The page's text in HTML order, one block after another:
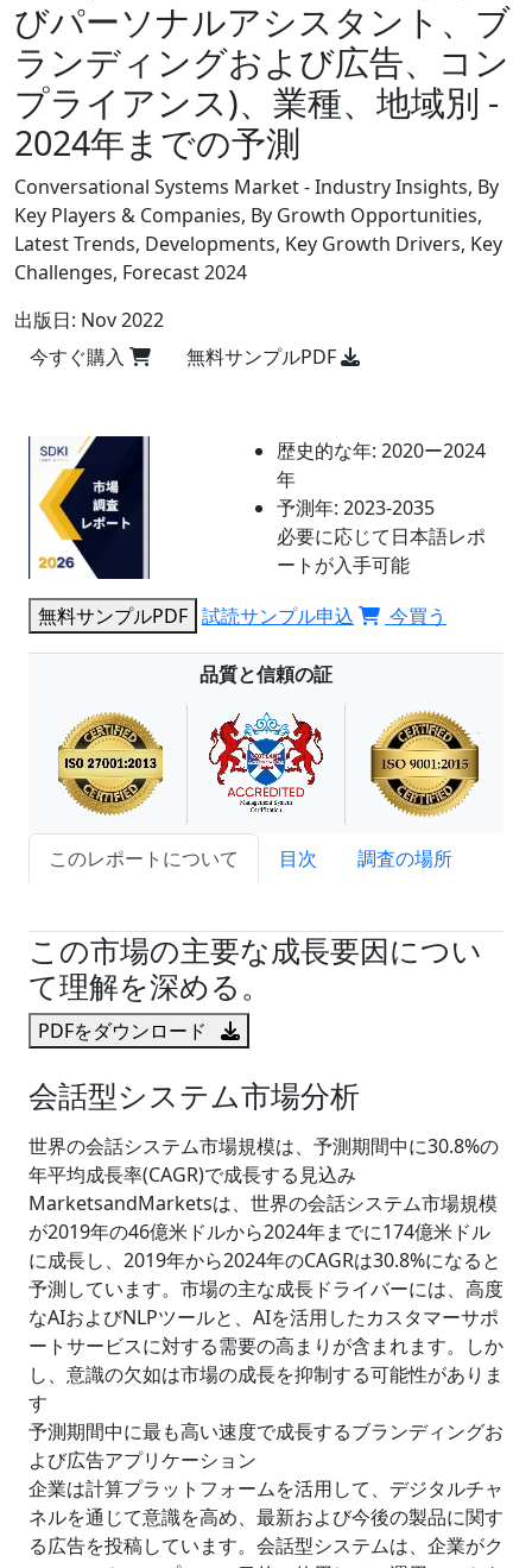
びパーソナルアシスタント、ブ
ランディングおよび広告、コン
プライアンス)、業種、地域別 -
2024年までの予測
Conversational Systems Market - Industry Insights, By
Key Players & Companies, By Growth Opportunities,
Latest Trends, Developments, Key Growth Drivers, Key
Challenges, Forecast 2024
出版日: Nov 2022
今すぐ購入
無料サンプルPDF
歴史的な年: 2020ー2024
年
予測年: 2023-2035
必要に応じて日本語レポ
ートが入手可能
無料サンプルPDF 試読サンプル申込 今買う
品質と信頼の証
このレポートについて 目次
調査の場所
この市場の主要な成長要因につい
て理解を深める。
PDFをダウンロード
会話型システム市場分析
世界の会話システム市場規模は、予測期間中に30.8%の
年平均成長率(CAGR)で成長する見込み
MarketsandMarketsは、世界の会話システム市場規模
が2019年の46億米ドルから2024年までに174億米ドル
に成長し、2019年から2024年のCAGRは30.8%になると
予測しています。市場の主な成長ドライバーには、高度
なAIおよびNLPツールと、AIを活用したカスタマーサポ
ートサービスに対する需要の高まりが含まれます。しか
し、意識の欠如は市場の成長を抑制する可能性がありま
す
予測期間中に最も高い速度で成長するブランディングお
よび広告アプリケーション
企業は計算プラットフォームを活用して、デジタルチャ
ネルを通じて意識を高め、最新および今後の製品に関す
る広告を投稿しています。会話型システムは、企業がク